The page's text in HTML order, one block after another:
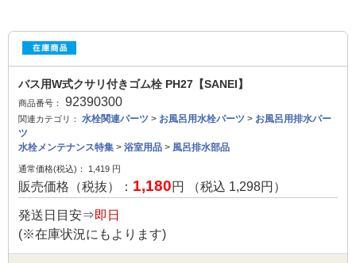
バス用W式クサリ付きゴム栓 PH27【SANEI】
商品番号： 92390300
関連カテゴリ： 水栓関連パーツ > お風呂用水栓パーツ > お風呂用排水パー
ツ
水栓メンテナンス特集 > 浴室用品 > 風呂排水部品
通常価格(税込)： 1,419 円
販売価格（税抜）： 1,180円 （税込 1,298円）
発送日目安⇒即日
(※在庫状況にもよります)